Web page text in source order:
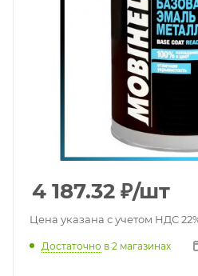
4 187.32 ₽/шт
Цена указана с учетом НДС
Достаточно в 2 магазинах